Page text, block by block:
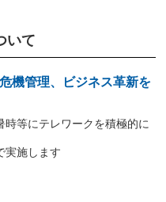
いて
機管理、ビジネス革新を
時等にテレワークを積極的に
実施します